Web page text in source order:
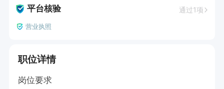
平台核验 通过1项
营业执照
职位详情
岗位要求